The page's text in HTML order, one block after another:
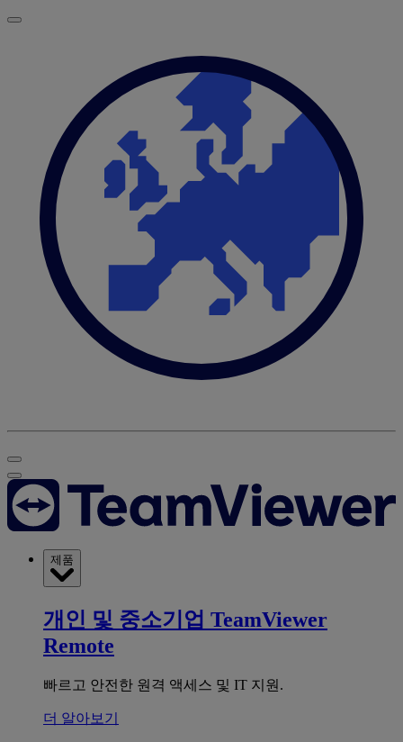
제품
개인 및 중소기업 TeamViewer
Remote
빠르고 안전한 원격 액세스 및 IT 지원.
더 알아보기